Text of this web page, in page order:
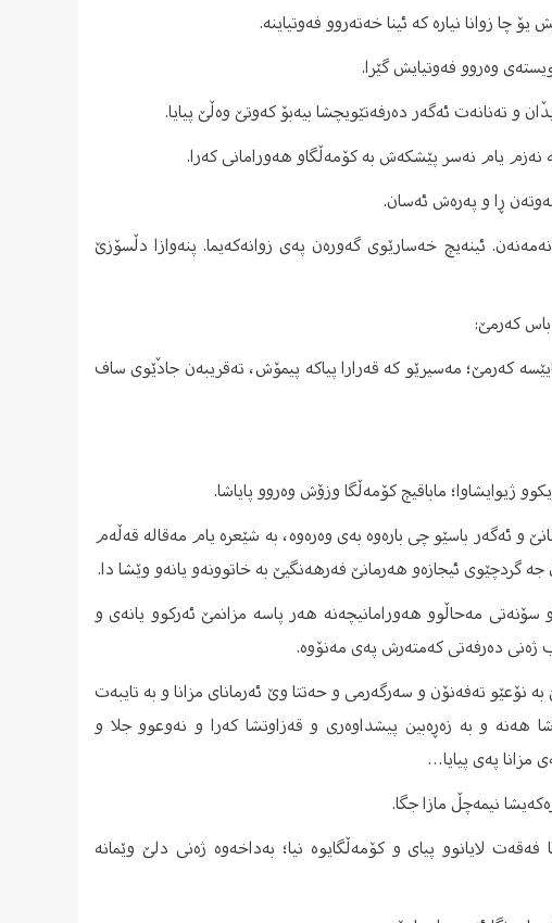
وەروو فەوتیایش گێرا.
و تەنانەت ئەگەر دەرفەتێویچشا بیەبۆ کەوتێ وەڵێ پیایا.
نەزم یام نەسر پێشکەش بە کۆمەڵگاو هەورامانی کەرا.
ڕا و پەرەش ئەسان.
ئینەیچ خەسارێوی گەورەن پەی زوانەکەیما. پنەوازا دڵسۆزێ
باس کەرمێ:
کەرمێ؛ مەسیرێو کە قەرارا پیاکە پیمۆش، تەقریبەن جادٚێوی ساف
ژیوایشاوا؛ ماباقیچ کۆمەڵگا وزۆش وەروو پایاشا.
و ئەگەر باسێو چی بارەوە بەی وەرەوە، بە شێعرە یام مەقالە قەڵەم
گردچێوی ئیجازەو هەرمانێ فەرهەنگیێ بە خاتوونەو یانەو وێشا دا.
مەحاڵوو هەورامانیچەنە هەر پاسە مزانمێ ئەرکوو یانەی و
ژەنی دەرفەتی کەمتەرش پەی مەنۆوە.
نۆعێو تەفەنۆن و سەرگەرمی و حەتتا وێ ئەرمانای مزانا و بە تایبەت
هەنە و بە زەڕەبین پیشداوەری و قەزاوتشا کەرا و نەوعوو جلا و
مزانا پەی پیایا…
نیمەچڵ مازا جگا.
لایانوو پیای و کۆمەڵگایوە نیا؛ بەداخەوە ژەنی دلێ وێمانە